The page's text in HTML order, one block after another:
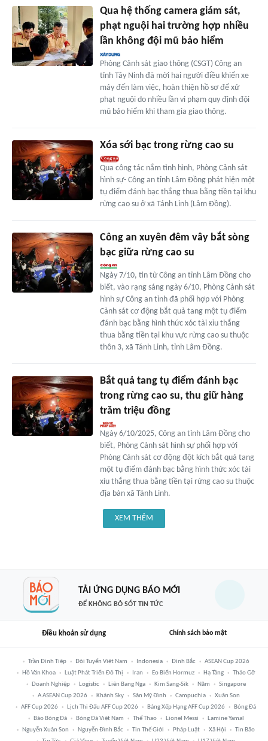
Qua hệ thống camera giám sát,
phạt nguội hai trường hợp nhiều
lần không đội mũ bảo hiểm
Phòng Cảnh sát giao thông (CSGT) Công an
tỉnh Tây Ninh đã mời hai người điều khiển xe
máy đến làm việc, hoàn thiện hồ sơ để xử
phạt nguội do nhiều lần vi phạm quy định đội
mũ bảo hiểm khi tham gia giao thông.
Xóa sới bạc trong rừng cao su
Qua công tác nắm tình hình, Phòng Cảnh sát
hình sự- Công an tỉnh Lâm Đồng phát hiện một
tụ điểm đánh bạc thắng thua bằng tiền tại khu
rừng cao su ở xã Tánh Linh (Lâm Đồng).
Công an xuyên đêm vây bắt sòng
bạc giữa rừng cao su
Ngày 7/10, tin từ Công an tỉnh Lâm Đồng cho
biết, vào rạng sáng ngày 6/10, Phòng Cảnh sát
hình sự Công an tỉnh đã phối hợp với Phòng
Cảnh sát cơ động bắt quả tang một tụ điểm
đánh bạc bằng hình thức xóc tài xỉu thắng
thua bằng tiền tại khu vực rừng cao su thuộc
thôn 3, xã Tánh Linh, tỉnh Lâm Đồng.
Bắt quả tang tụ điểm đánh bạc
trong rừng cao su, thu giữ hàng
trăm triệu đồng
Ngày 6/10/2025, Công an tỉnh Lâm Đồng cho
biết, Phòng Cảnh sát hình sự phối hợp với
Phòng Cảnh sát cơ động đột kích bắt quả tang
một tụ điểm đánh bạc bằng hình thức xóc tài
xỉu thắng thua bằng tiền tại rừng cao su thuộc
địa bàn xã Tánh Linh.
XEM THÊM
TẢI ỨNG DỤNG BÁO MỚI
ĐỂ KHÔNG BỎ SÓT TIN TỨC
Điều khoản sử dụng Chính sách bảo mật
Trần Đình Tiệp Đội Tuyển Việt Nam Indonesia Đình Bắc
ASEAN Cup 2026
Hồ Văn Khoa
Luật Phát Triển Đô Thị Iran Eo Biển Hormuz Hạ Tầng
Tháo Gỡ
Doanh Nghiệp
Logistic Liên Bang Nga Kim Sang-Sik Năm
Singapore
A ASEAN Cup 2026
Khánh Sky Sân Mỹ Đình Campuchia
Xuân Son
AFF Cup 2026
Lịch Thi Đấu AFF Cup 2026 Bảng Xếp Hạng AFF Cup 2026
Bóng Đá
Báo Bóng Đá
Bóng Đá Việt Nam Thể Thao Lionel Messi
Lamine Yamal
Nguyễn Xuân Son
Nguyễn Đình Bắc Tin Thế Giới Pháp Luật Xã Hội
Tin Bão